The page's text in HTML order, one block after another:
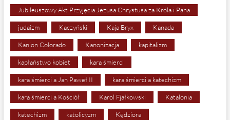
Jubileuszowy Akt Przyjęcia Jezusa Chrystusa za Króla i Pana
judaizm Kaczyński Kaja Bryx Kanada
Kanion Colorado Kanonizacja kapitalizm
kapłaństwo kobiet kara śmierci
kara śmierci a Jan Paweł II kara śmierci a katechizm
kara śmierci a Kościół Karol Fjałkowski Katalonia
katechizm katolicyzm Kędziora